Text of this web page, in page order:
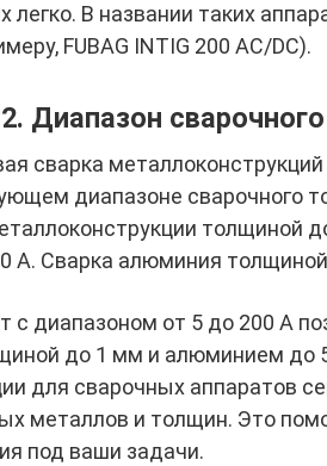
легко. В названии таких
FUBAG INTIG 200 AC/DC).
Диапазон
сварка
диапазоне сварочного
толщиной
А. Сварка алюминия
с диапазоном от 5 до 200 А
до 1 мм и алюминием
для сварочных аппаратов
металлов и толщин. Это
под ваши задачи.